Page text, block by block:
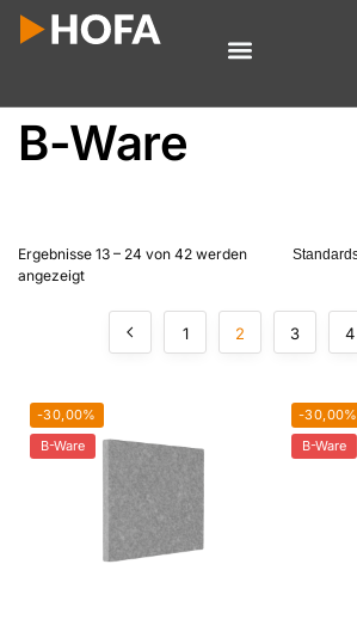
B-Ware
Ergebnisse 13 – 24 von 42 werden
angezeigt
1 2 3 4
-30,00%
B-Ware
-30,00%
B-Ware